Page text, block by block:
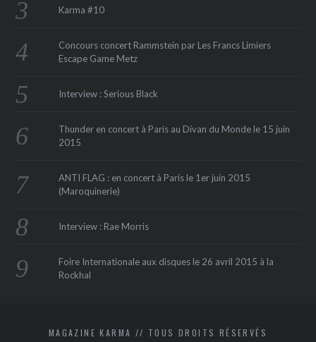
Karma #10
Concours concert Rammstein par Les Francs Limiers
Escape Game Metz
Interview : Serious Black
Thunder en concert à Paris au Divan du Monde le 15 juin
2015
ANTI FLAG : en concert à Paris le 1er juin 2015
(Maroquinerie‏)
Interview : Rae Morris
Foire Internationale aux disques le 26 avril 2015 à la
Rockhal
MAGAZINE KARMA // TOUS DROITS RÉSERVÉS